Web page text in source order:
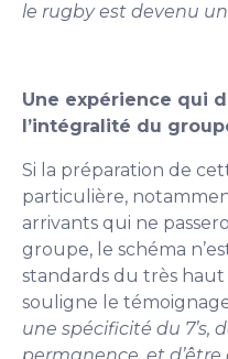
le rugby est devenu
Une expérience qui
l’intégralité du
Si la préparation de
particulière,
arrivants qui ne
groupe, le schéma
standards du très
souligne le
une spécificité du 7’s,